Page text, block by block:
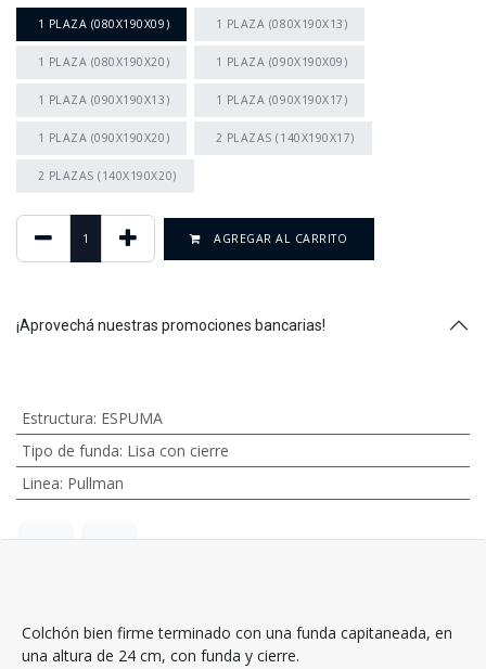
1 PLAZA (080X190X09) 1 PLAZA (080X190X13)
1 PLAZA (080X190X20) 1 PLAZA (090X190X09)
1 PLAZA (090X190X13) 1 PLAZA (090X190X17)
1 PLAZA (090X190X20) 2 PLAZAS (140X190X17)
2 PLAZAS (140X190X20)
AGREGAR AL CARRITO
¡Aprovechá nuestras promociones bancarias!
Estructura: ESPUMA
Tipo de funda: Lisa con cierre
Linea: Pullman
Colchón bien firme terminado con una funda capitaneada, en
una altura de 24 cm, con funda y cierre.